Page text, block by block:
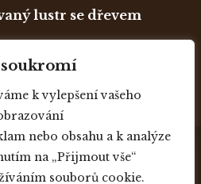
soukromí
k vylepšení vašeho
nebo obsahu a k analýze
na „Přijmout vše“
souborů cookie.
lustr se dřevem
Vytvořeno